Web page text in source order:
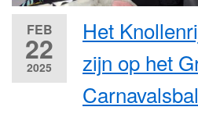
FEB
22
2025
Het
zijn op het
Carnavalsbal